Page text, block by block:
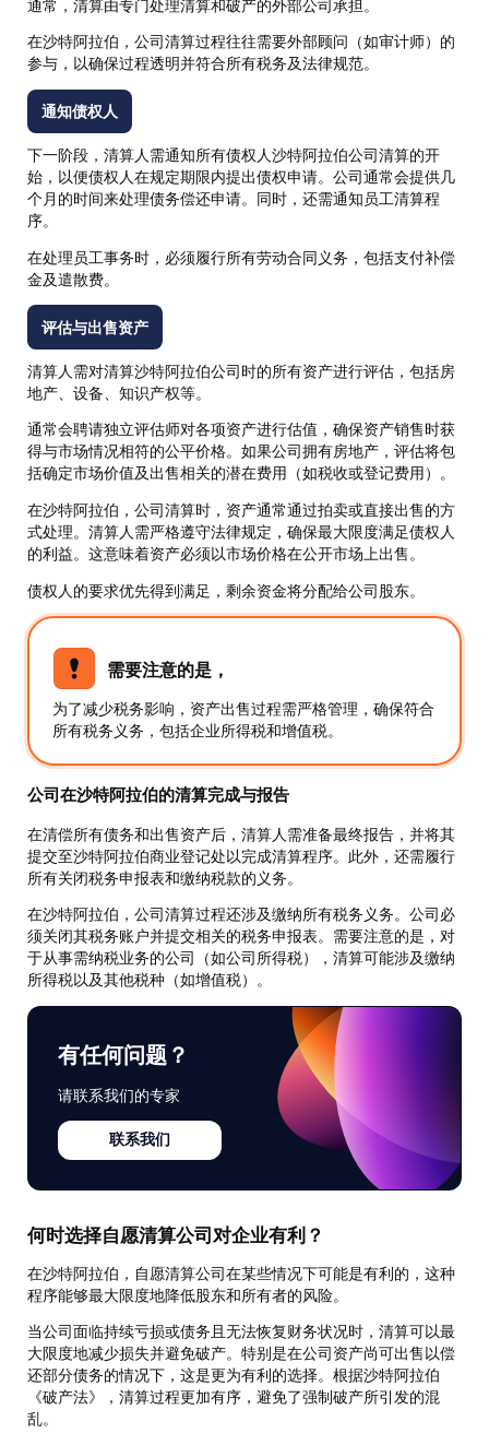
通常，清算由专门处理清算和破产的外部公司承担。
在沙特阿拉伯，公司清算过程往往需要外部顾问（如审计师）的
参与，以确保过程透明并符合所有税务及法律规范。
通知债权人
下一阶段，清算人需通知所有债权人沙特阿拉伯公司清算的开
始，以便债权人在规定期限内提出债权申请。公司通常会提供几
个月的时间来处理债务偿还申请。同时，还需通知员工清算程
序。
在处理员工事务时，必须履行所有劳动合同义务，包括支付补偿
金及遣散费。
评估与出售资产
清算人需对清算沙特阿拉伯公司时的所有资产进行评估，包括房
地产、设备、知识产权等。
通常会聘请独立评估师对各项资产进行估值，确保资产销售时获
得与市场情况相符的公平价格。如果公司拥有房地产，评估将包
括确定市场价值及出售相关的潜在费用（如税收或登记费用）。
在沙特阿拉伯，公司清算时，资产通常通过拍卖或直接出售的方
式处理。清算人需严格遵守法律规定，确保最大限度满足债权人
的利益。这意味着资产必须以市场价格在公开市场上出售。
债权人的要求优先得到满足，剩余资金将分配给公司股东。
需要注意的是，
为了减少税务影响，资产出售过程需严格管理，确保符合
所有税务义务，包括企业所得税和增值税。
公司在沙特阿拉伯的清算完成与报告
在清偿所有债务和出售资产后，清算人需准备最终报告，并将其
提交至沙特阿拉伯商业登记处以完成清算程序。此外，还需履行
所有关闭税务申报表和缴纳税款的义务。
在沙特阿拉伯，公司清算过程还涉及缴纳所有税务义务。公司必
须关闭其税务账户并提交相关的税务申报表。需要注意的是，对
于从事需纳税业务的公司（如公司所得税），清算可能涉及缴纳
所得税以及其他税种（如增值税）。
有任何问题？
请联系我们的专家
联系我们
何时选择自愿清算公司对企业有利？
在沙特阿拉伯，自愿清算公司在某些情况下可能是有利的，这种
程序能够最大限度地降低股东和所有者的风险。
当公司面临持续亏损或债务且无法恢复财务状况时，清算可以最
大限度地减少损失并避免破产。特别是在公司资产尚可出售以偿
还部分债务的情况下，这是更为有利的选择。根据沙特阿拉伯
《破产法》，清算过程更加有序，避免了强制破产所引发的混
乱。